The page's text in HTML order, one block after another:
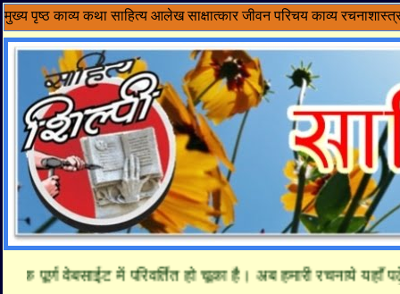
मुख्य पृष्ठ काव्य कथा साहित्य आलेख साक्षात्कार जीवन परिचय काव्य
वेबसाईट में परिवर्तित हो चूका है। अब हमारी रचनाये यहाँ